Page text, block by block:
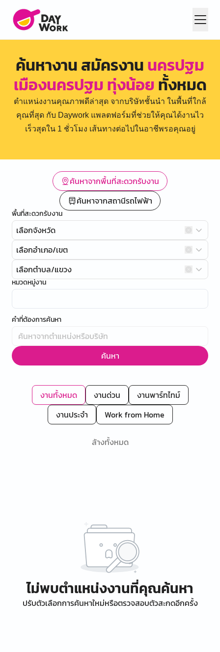
ค้นหางาน สมัครงานนครปฐม
เมืองนครปฐม ทุ่งน้อยทั้งหมด
ตำแหน่งงานคุณภาพดีล่าสุด จากบริษัทชั้นนำ ในพื้นที่ใกล้
คุณที่สุด กับ Daywork แพลตฟอร์มที่ช่วยให้คุณได้งานไว
เร็วสุดใน 1 ชั่วโมง เส้นทางต่อไปในอาชีพรอคุณอยู่
ค้นหาจากพื้นที่สะดวกรับงาน
ค้นหาจากสถานีรถไฟฟ้า
พื้นที่สะดวกรับงาน
เลือกจังหวัด
เลือกอำเภอ/เขต
เลือกตำบล/แขวง
หมวดหมู่งาน
คำที่ต้องการค้นหา
ค้นหา
งานทั้งหมด งานด่วน
งานพาร์ทไทม์
งานประจำ
Work from Home
ล้างทั้งหมด
ไม่พบตำแหน่งงานที่คุณค้นหา
ปรับตัวเลือกการค้นหาใหม่หรือตรวจสอบตัวสะกดอีกครั้ง